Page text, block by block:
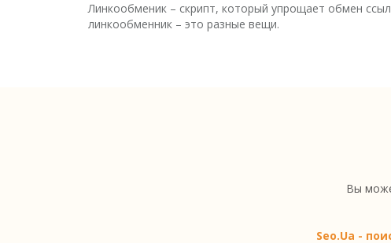
Линкообменик – скрипт, который упрощает обмен
линкообменник – это разные вещи.
Вы
Seo.Ua -